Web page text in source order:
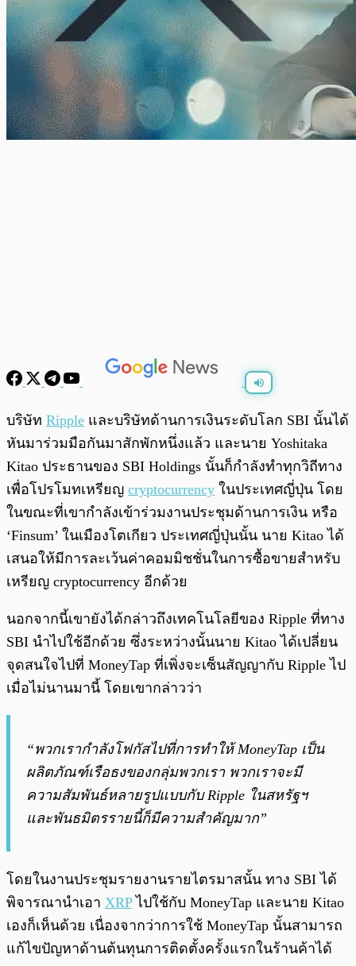
0:00
บริษัท Ripple และบริษัทด้านการเงินระดับโลก SBI นั้นได้
หันมาร่วมมือกันมาสักพักหนึ่งแล้ว และนาย Yoshitaka
Kitao ประธานของ SBI Holdings นั้นก็กำลังทำทุกวิถีทาง
เพื่อโปรโมทเหรียญ cryptocurrency ในประเทศญี่ปุ่น โดย
ในขณะที่เขากำลังเข้าร่วมงานประชุมด้านการเงิน หรือ
‘Finsum’ ในเมืองโตเกียว ประเทศญี่ปุ่นนั้น นาย Kitao ได้
เสนอให้มีการละเว้นค่าคอมมิชชั่นในการซื้อขายสำหรับ
เหรียญ cryptocurrency อีกด้วย
นอกจากนี้เขายังได้กล่าวถึงเทคโนโลยีของ Ripple ที่ทาง
SBI นำไปใช้อีกด้วย ซึ่งระหว่างนั้นนาย Kitao ได้เปลี่ยน
จุดสนใจไปที่ MoneyTap ที่เพิ่งจะเซ็นสัญญากับ Ripple ไป
เมื่อไม่นานมานี้ โดยเขากล่าวว่า
“พวกเรากำลังโฟกัสไปที่การทำให้ MoneyTap เป็น
ผลิตภัณฑ์เรือธงของกลุ่มพวกเรา พวกเราจะมี
ความสัมพันธ์หลายรูปแบบกับ Ripple ในสหรัฐฯ
และพันธมิตรรายนี้ก็มีความสำคัญมาก”
โดยในงานประชุมรายงานรายไตรมาสนั้น ทาง SBI ได้
พิจารณานำเอา XRPไปใช้กับ MoneyTap และนาย Kitao
เองก็เห็นด้วย เนื่องจากว่าการใช้ MoneyTap นั้นสามารถ
แก้ไขปัญหาด้านต้นทุนการติดตั้งครั้งแรกในร้านค้าได้